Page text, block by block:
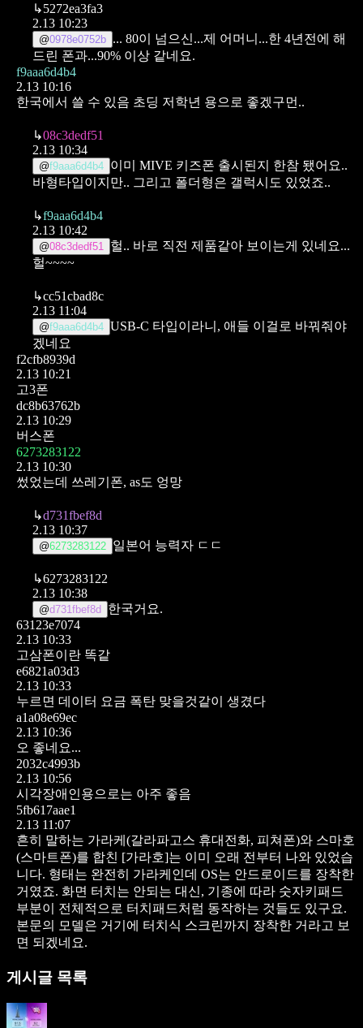
↳5272ea3fa3
2.13 10:23
@0978e0752b ... 80이 넘으신...제 어머니...한 4년전에 해
드린 폰과...90% 이상 같네요.
f9aaa6d4b4
2.13 10:16
한국에서 쓸 수 있음 초딩 저학년 용으로 좋겠구먼..
↳08c3dedf51
2.13 10:34
@f9aaa6d4b4 이미 MIVE 키즈폰 출시된지 한참 됐어요..
바형타입이지만.. 그리고 폴더형은 갤럭시도 있었죠..
↳f9aaa6d4b4
2.13 10:42
@08c3dedf51
헐.. 바로 직전 제품같아 보이는게 있네요...
헐~~~~
↳cc51cbad8c
2.13 11:04
@f9aaa6d4b4 USB-C 타입이라니, 애들 이걸로 바꿔줘야
겠네요
f2cfb8939d
2.13 10:21
고3폰
dc8b63762b
2.13 10:29
버스폰
6273283122
2.13 10:30
썼었는데 쓰레기폰, as도 엉망
↳d731fbef8d
2.13 10:37
@6273283122 일본어 능력자 ㄷㄷ
↳6273283122
2.13 10:38
@d731fbef8d
한국거요.
63123e7074
2.13 10:33
고삼폰이란 똑같
e6821a03d3
2.13 10:33
누르면 데이터 요금 폭탄 맞을것같이 생겼다
a1a08e69ec
2.13 10:36
오 좋네요...
2032c4993b
2.13 10:56
시각장애인용으로는 아주 좋음
5fb617aae1
2.13 11:07
흔히 말하는 가라케(갈라파고스 휴대전화, 피쳐폰)와 스마호
(스마트폰)를 합친 [가라호]는 이미 오래 전부터 나와 있었습
니다. 형태는 완전히 가라케인데 OS는 안드로이드를 장착한
거였죠. 화면 터치는 안되는 대신, 기종에 따라 숫자키패드
부분이 전체적으로 터치패드처럼 동작하는 것들도 있구요.
본문의 모델은 거기에 터치식 스크린까지 장착한 거라고 보
면 되겠네요.
게시글 목록